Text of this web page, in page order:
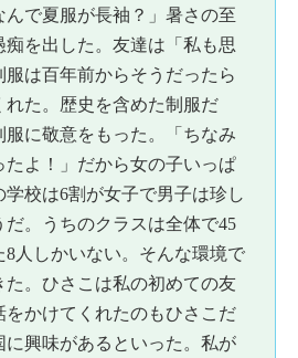
んで夏服が長袖？」暑さの至
痴を出した。友達は「私も思
服は百年前からそうだったら
れた。歴史を含めた制服だ
服に敬意をもった。「ちなみ
たよ！」だから女の子いっぱ
校は6割が女子で男子は珍し
。うちのクラスは全体で45
8人しかいない。そんな環境で
た。ひさこは私の初めての友
をかけてくれたのもひさこだ
に興味があるといった。私が